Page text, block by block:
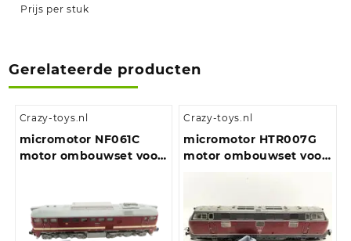
Prijs per stuk
Gerelateerde producten
Crazy-toys.nl
micromotor NF061C
motor ombouwset voor
Crazy-toys.nl
micromotor HTR007G
motor ombouwset voor